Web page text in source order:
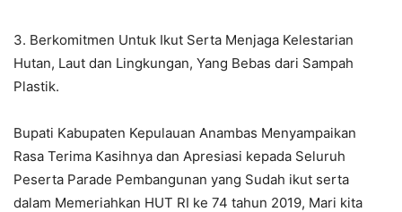
3. Berkomitmen Untuk Ikut Serta Menjaga Kelestarian
Hutan, Laut dan Lingkungan, Yang Bebas dari Sampah
Plastik.
Bupati Kabupaten Kepulauan Anambas Menyampaikan
Rasa Terima Kasihnya dan Apresiasi kepada Seluruh
Peserta Parade Pembangunan yang Sudah ikut serta
dalam Memeriahkan HUT RI ke 74 tahun 2019, Mari kita